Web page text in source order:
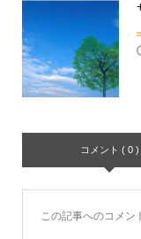
コメント ( 0 )
この記事へのコメン